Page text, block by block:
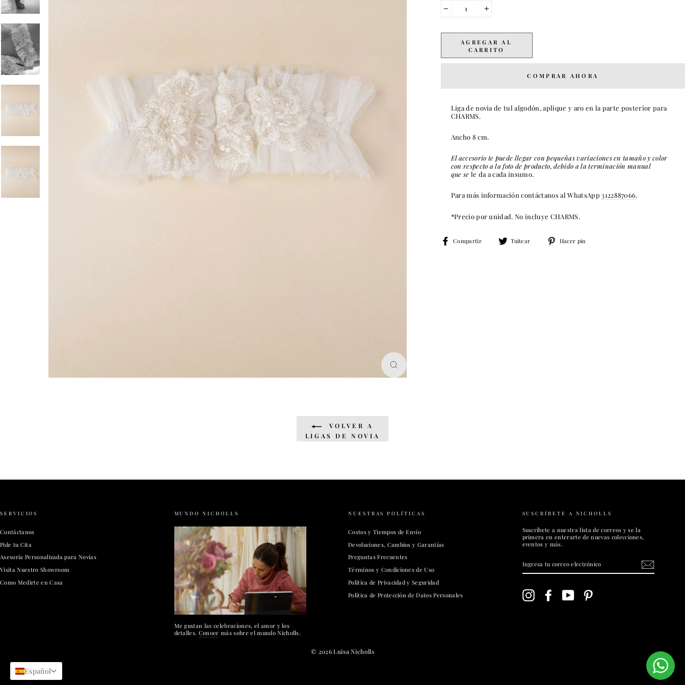
CERRAR
(ESC)
AGREGAR AL
CARRITO
COMPRAR AHORA
Liga de novia de tul algodón, aplique y aro en la parte posterior para
CHARMS.
Ancho 8 cm.
El accesorio te puede llegar con pequeñas variaciones en tamaño y color
con respecto a la foto de producto, debido a la terminación manual
que se le da a cada insumo.
Para más información contáctanos al WhatsApp3122887066.
*Precio por unidad. No incluye CHARMS.
Compartir
Compartir
Tuitear
TuitearHacer pin
VOLVER A
LIGAS DE NOVIA
SERVICIOS
Contáctanos
Pide tu Cita
Asesoría Personalizada para Novias
Visita Nuestro Showroom
Como Medirte en Casa
MUNDO NICHOLLS
Me gustan las celebraciones, el amor y los
detalles. Conoce más sobre el mundo Nicholls.
NUESTRAS POLÍTICAS
Costos y Tiempos de Envío
Devoluciones, Cambios y Garantías
Preguntas Frecuentes
Términos y Condiciones de Uso
Política de Privacidad y Seguridad
Política de Protección de Datos Personales
SUSCRÍBETE A NICHOLLS
Suscríbete a nuestra lista de correos y se la
primera en enterarte de nuevas colecciones,
eventos y más.
TU
CORREO
ELECTRÓNICO
InstagramFacebookYouTube
© 2026 Luisa Nicholls
Español